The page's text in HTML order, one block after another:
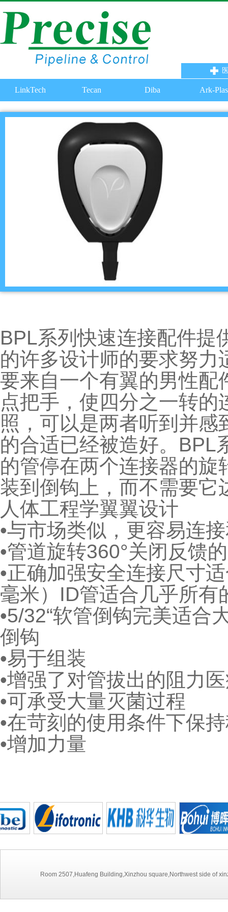
LinkTech Tecan Diba Ark-Plas
BPL系列快速连接配件提
的许多设计师的要求努力
要来自一个有翼的男性配
点把手，使四分之一转的
照，可以是两者听到并感
的合适已经被造好。 BPL
的管停在两个连接器的旋
装到倒钩上，而不需要它
人体工程学翼翼设计
•与市场类似，更容易连
•管道旋转360°关闭反馈
•正确加强安全连接尺寸
毫米）ID管适合几乎所有
•5/32“软管倒钩完美适合
倒钩
•易于组装
•增强了对管拔出的阻力
•可承受大量灭菌过程
•在苛刻的使用条件下保
•增加力量
Room 2507,Huafeng Building,Xinzhou square,Northwest side of